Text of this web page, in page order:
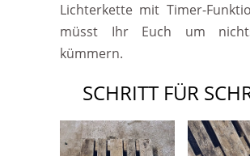
Lichterkette mit Timer-
müsst Ihr Euch um
kümmern.
SCHRITT FÜR